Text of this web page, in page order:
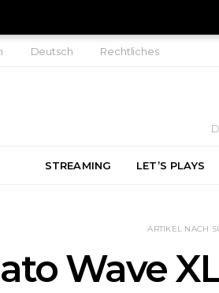
Deutsch Rechtliches
STREAMING LET’S PLAYS
ARTIKEL NACH
Wave